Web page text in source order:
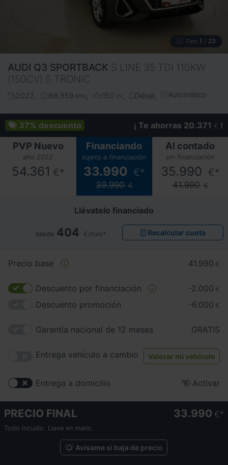
Foto 1 / 23
AUDI Q3 SPORTBACK S LINE 35 TDI 110KW
(150CV) S TRONIC
2022 68.959 kms 150 cv Diésel Automático
37% descuento ¡ Te ahorras 20.371 € !
PVP Nuevo
año 2022
54.361 €*
Financiando
sujeto a financiación
33.990 €*
39.990 €
Al contado
sin financiación
35.990 €*
41.990 €
Llévatelo financiado
desde 404 €/mes* Recalcular cuota
Precio base 41.990 €
Descuento por financiación -2.000 €
Descuento promoción -6.000 €
Garantía nacional de 12 meses GRATIS
Entrega vehículo a cambio Valorar mi vehículo
Entrega a domicilio Activar
PRECIO FINAL 33.990 €
Todo incuido. Llave en mano.
Avísame si baja de precio